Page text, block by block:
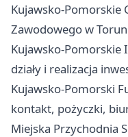
Kujawsko-Pomorskie
Zawodowego w
Kujawsko-Pomorskie
działy i realizacja
Kujawsko-Pomorski
kontakt, pożyczki,
Miejska Przychodnia